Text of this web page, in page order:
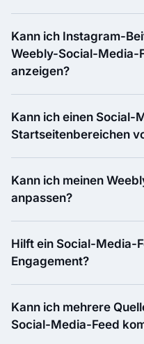
Kann ich Instagram-
Weebly-Social-Media-
anzeigen?
Kann ich einen Social-
Startseitenbereichen
Kann ich meinen
anpassen?
Hilft ein Social-Media-
Engagement?
Kann ich mehrere
Social-Media-Feed